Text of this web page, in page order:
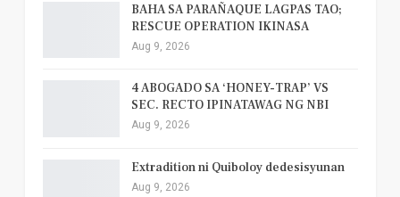
BAHA SA PARAÑAQUE LAGPAS TAO;
RESCUE OPERATION IKINASA
Aug 9, 2026
4 ABOGADO SA ‘HONEY-TRAP’ VS
SEC. RECTO IPINATAWAG NG NBI
Aug 9, 2026
Extradition ni Quiboloy dedesisyunan
Aug 9, 2026